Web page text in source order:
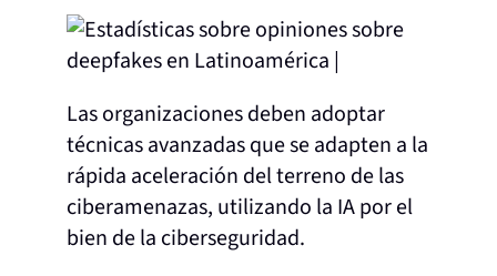
Las organizaciones deben adoptar
técnicas avanzadas que se adapten a la
rápida aceleración del terreno de las
ciberamenazas, utilizando la IA por el
bien de la ciberseguridad.